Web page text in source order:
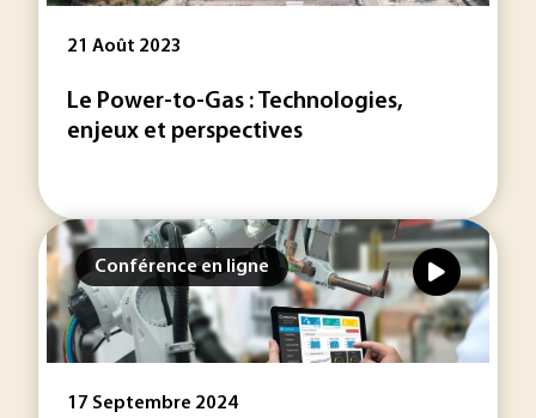
21 Août 2023
Le Power-to-Gas : Technologies,
enjeux et perspectives
Conférence en ligne
17 Septembre 2024